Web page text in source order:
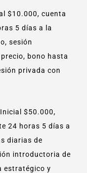
$10.000, cuenta
5 días a la
sesión
bono hasta
privada con
$50.000,
24 horas 5 días a
diarias de
introductoria de
estratégico y